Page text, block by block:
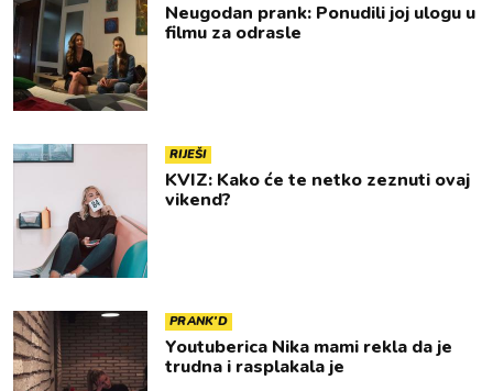
Neugodan prank: Ponudili joj ulogu u
filmu za odrasle
RIJEŠI
KVIZ: Kako će te netko zeznuti ovaj
vikend?
PRANK'D
Youtuberica Nika mami rekla da je
trudna i rasplakala je